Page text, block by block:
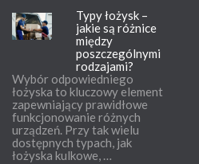
Typy łożysk –
jakie są różnice
między
poszczególnymi
rodzajami?
Wybór odpowiedniego
łożyska to kluczowy element
zapewniający prawidłowe
funkcjonowanie różnych
urządzeń. Przy tak wielu
dostępnych typach, jak
łożyska kulkowe, …